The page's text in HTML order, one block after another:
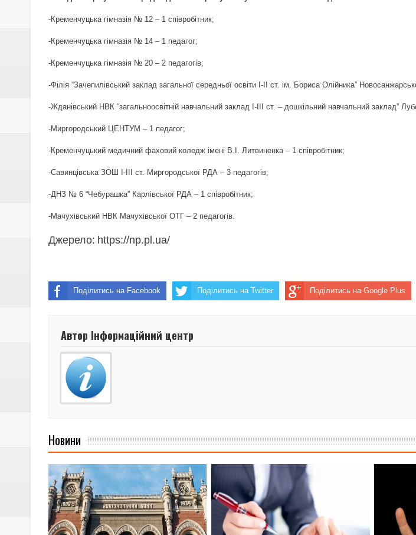
НКРЕКП встановила нові тарифи на розподіл газу для
СКІЛЬКИ КОШТУВАТИМЕ РЕЄСТРАЦІЯ НОВОГО АВТО В 2021
НА ПОЛТАВЩИНІ СКАСОВУЮТЬ АВТОБУСНІ РЕЙСИ, БО ЛЮДИ
У ЗВ'ЯЗКУ З ПІДВИЩЕННЯМ ТАРИФІВ ВІДБУДЕТЬСЯ
СІЧЕНЬ 2021 РОКУ
-Кременчуцька гімназія № 12 – 1 співробітник;
-Кременчуцька гімназія № 14 – 1 педагог;
-Кременчуцька гімназія № 20 – 2 педагогів;
-Філія “Зачепилівський заклад загальної середньої освіти І-ІІ ст. ім. Бориса Олійника”
-Жданівський НВК “загальноосвітній навчальний заклад І-ІІІ ст. – дошкільний навчальний заклад”
-Миргородський ЦЕНТУМ – 1 педагог;
-Кременчуцький медичний фаховий коледж імені В.І. Литвиненка – 1 співробітник;
-Савинцівська ЗОШ І-ІІІ ст. Миргородської РДА – 3 педагогів;
-ДНЗ № 6 “Чебурашка” Карлівської РДА – 1 співробітник;
-Мачухівський НВК Мачухівської ОТГ – 2 педагогів.
Джерело: https://np.pl.ua/
Поділитись на Facebook Поділитись на Twitter Поділитись на Google Plus
Автор Інформаційний центр
Новини